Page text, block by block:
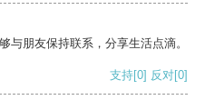
与朋友保持联系，分享生活点滴。
支持[0] 反对[0]